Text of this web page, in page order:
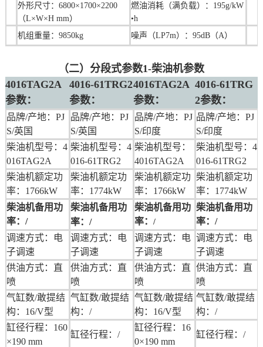
外形尺寸： 6800×1700×2200
（L×W×H mm）
燃油消耗（满负载）：195g/kW
•h
机组重量：9850kg
噪声（LP7m）：95dB（A）
（二）分段式参数1-柴油机参数
4016TAG2A
参数：
4016-61TRG2
参数：
4016TAG2A
参数：
4016-61TRG
2参数：
品牌/产地：PJ
S/英国
品牌/产地：PJ
S/英国
品牌/产地：PJ
S/印度
品牌/产地：PJ
S/印度
柴油机型号：4
016TAG2A
柴油机型号：4
016-61TRG2
柴油机型号：
4016TAG2A
柴油机型号：4
016-61TRG2
柴油机额定功
率：1766kW
柴油机额定功
率：1774kW
柴油机额定功
率：1766kW
柴油机额定功
率：1774kW
柴油机备用功
率：/
柴油机备用功
率：/
柴油机备用功
率： /
柴油机备用功
率：/
调速方式：电
子调速
调速方式：电
子调速
调速方式：电
子调速
调速方式：电
子调速
供油方式：直
喷
供油方式：直
喷
供油方式：直
喷
供油方式：直
喷
气缸数/敢提结
构：16/V型
气缸数/敢提结
构：/
气缸数/敢提结
构：16/V型
气缸数/敢提结
构：/
缸径行程：160
×190 mm
缸径行程：/
缸径行程：16
0×190 mm
缸径行程：/